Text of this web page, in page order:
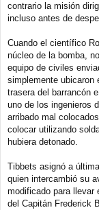
a
j
contrario la misión
incluso antes de
Cuando el científico
núcleo de la bomba,
equipo de civiles
simplemente ubicaron
trasera del barrancón
uno de los ingenieros
arribado mal
colocar utilizando
hubiera detonado.
Tibbets asignó a
quien intercambió su
modificado para llevar
del Capitán Frederick